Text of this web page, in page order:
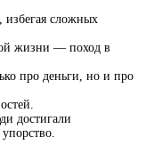
избегая сложных
жизни — поход в
про деньги, но и про
достигали